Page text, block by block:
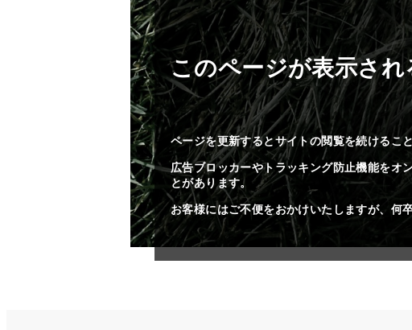
このページが表示され
ページを更新するとサイトの閲覧を続けるこ
広告ブロッカーやトラッキング防止機能をオ
とがあります。
お客様にはご不便をおかけいたしますが、何